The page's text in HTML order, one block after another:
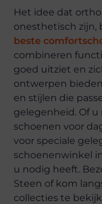
Het idee dat
onesthetisch zijn,
beste
combineren
goed uitziet en
ontwerpen
en stijlen die
gelegenheid. Of u
schoenen voor
voor speciale
schoenenwinkel
u nodig heeft.
Steen of kom
collecties te